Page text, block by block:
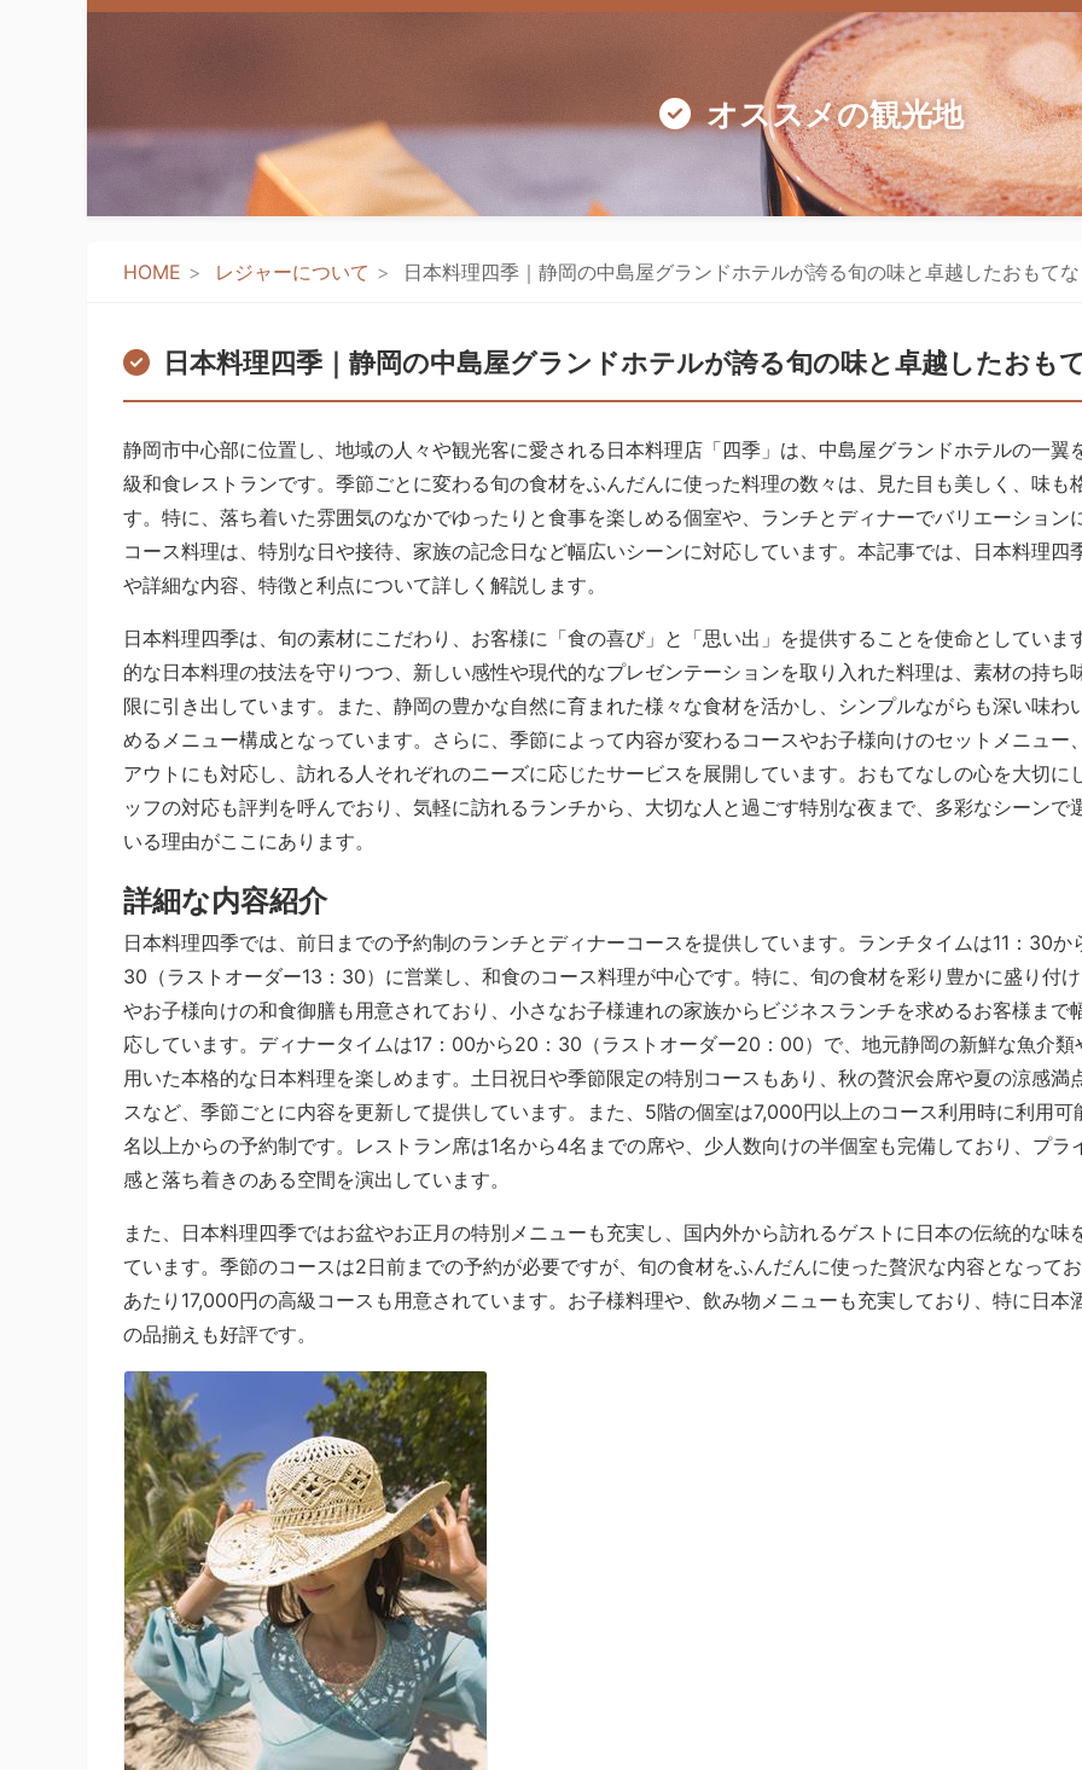
オススメの観光地
HOME レジャーについて 日本料理四季｜静岡の中島屋グランドホテルが誇る旬の味と卓越したおもて
日本料理四季｜静岡の中島屋グランドホテルが誇る旬の味と卓越したおも
静岡市中心部に位置し、地域の人々や観光客に愛される日本料理店「四季」は、中島屋グランドホテルの一翼
級和食レストランです。季節ごとに変わる旬の食材をふんだんに使った料理の数々は、見た目も美しく、味も
す。特に、落ち着いた雰囲気のなかでゆったりと食事を楽しめる個室や、ランチとディナーでバリエーション
コース料理は、特別な日や接待、家族の記念日など幅広いシーンに対応しています。本記事では、日本料理四
や詳細な内容、特徴と利点について詳しく解説します。
日本料理四季は、旬の素材にこだわり、お客様に「食の喜び」と「思い出」を提供することを使命としていま
的な日本料理の技法を守りつつ、新しい感性や現代的なプレゼンテーションを取り入れた料理は、素材の持ち
限に引き出しています。また、静岡の豊かな自然に育まれた様々な食材を活かし、シンプルながらも深い味わ
めるメニュー構成となっています。さらに、季節によって内容が変わるコースやお子様向けのセットメニュー
アウトにも対応し、訪れる人それぞれのニーズに応じたサービスを展開しています。おもてなしの心を大切に
ッフの対応も評判を呼んでおり、気軽に訪れるランチから、大切な人と過ごす特別な夜まで、多彩なシーンで
いる理由がここにあります。
詳細な内容紹介
日本料理四季では、前日までの予約制のランチとディナーコースを提供しています。ランチタイムは11：30か
30（ラストオーダー13：30）に営業し、和食のコース料理が中心です。特に、旬の食材を彩り豊かに盛り付
やお子様向けの和食御膳も用意されており、小さなお子様連れの家族からビジネスランチを求めるお客様まで
応しています。ディナータイムは17：00から20：30（ラストオーダー20：00）で、地元静岡の新鮮な魚介類
用いた本格的な日本料理を楽しめます。土日祝日や季節限定の特別コースもあり、秋の贅沢会席や夏の涼感満
スなど、季節ごとに内容を更新して提供しています。また、5階の個室は7,000円以上のコース利用時に利用可
名以上からの予約制です。レストラン席は1名から4名までの席や、少人数向けの半個室も完備しており、プラ
感と落ち着きのある空間を演出しています。
また、日本料理四季ではお盆やお正月の特別メニューも充実し、国内外から訪れるゲストに日本の伝統的な味
ています。季節のコースは2日前までの予約が必要ですが、旬の食材をふんだんに使った贅沢な内容となって
あたり17,000円の高級コースも用意されています。お子様料理や、飲み物メニューも充実しており、特に日本
の品揃えも好評です。